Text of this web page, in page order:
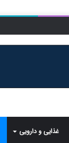
غذایی و دارویی